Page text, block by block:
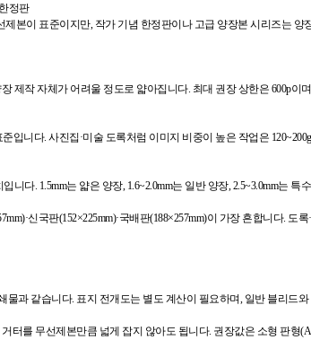
정판
제본이 표준이지만, 작가 기념 한정판이나 고급 양장본 시리즈는
제작 자체가 어려울 정도로 얇아집니다. 최대 권장 상한은 600p
입니다. 사진집·미술 도록처럼 이미지 비중이 높은 작업은
니다. 1.5mm는 얇은 양장, 1.6~2.0mm는 일반 양장, 2.5~3.0mm는
신국판(152×225mm)·국배판(188×257mm)이 가장 흔합니
물과 같습니다. 표지 전개도는 별도 계산이 필요하며, 일반 블리드
터를 무선제본만큼 넓게 잡지 않아도 됩니다. 권장값은 소형 판형